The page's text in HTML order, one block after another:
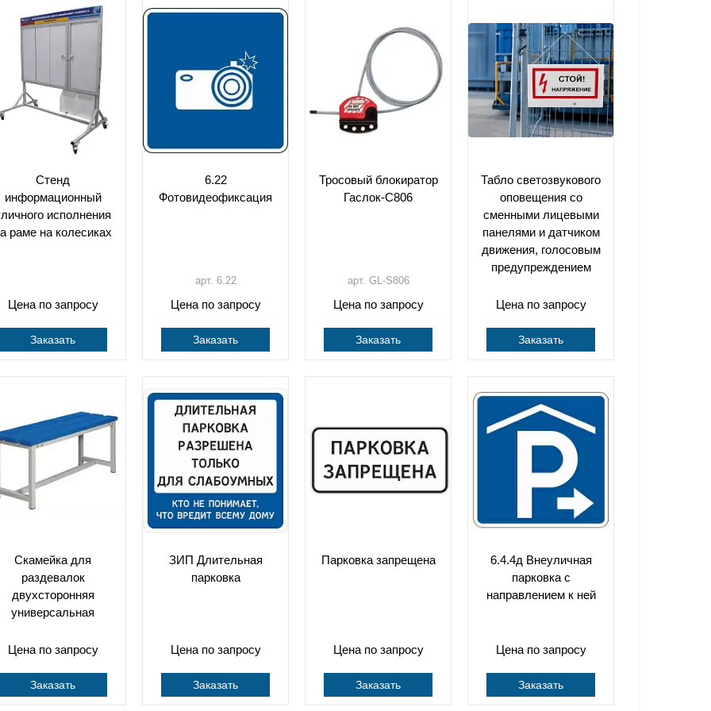
Стенд
информационный
исполнения
раме на колесиках
Цена по запросу
Заказать
6.22
Фотовидеофиксация
арт. 6.22
Цена по запросу
Заказать
Тросовый блокиратор
Гаслок-С806
арт. GL-S806
Цена по запросу
Заказать
Табло светозвукового
оповещения со
сменными лицевыми
панелями и датчиком
движения, голосовым
предупреждением
Цена по запросу
Заказать
Скамейка для
раздевалок
двухсторонняя
универсальная
Цена по запросу
Заказать
ЗИП Длительная
парковка
Цена по запросу
Заказать
Парковка запрещена
Цена по запросу
Заказать
6.4.4д Внеуличная
парковка с
направлением к ней
Цена по запросу
Заказать